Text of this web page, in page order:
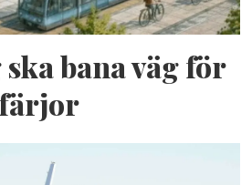
bana väg för